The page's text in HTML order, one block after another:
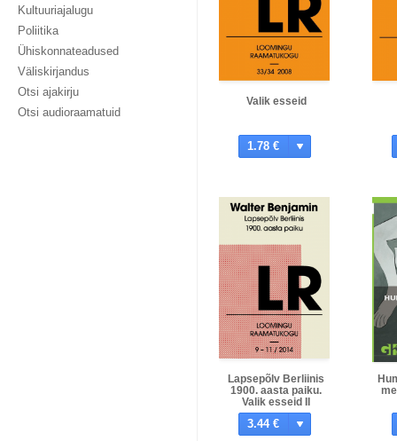
Kultuuriajalugu
Poliitika
Ühiskonnateadused
Väliskirjandus
Otsi ajakirju
Otsi audioraamatuid
Valik esseid
1.78 €
Lapsepõlv Berliinis
1900. aasta paiku.
Valik esseid II
3.44 €